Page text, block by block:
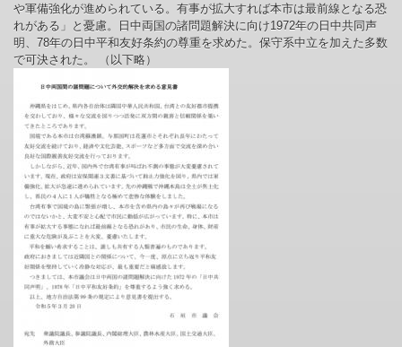
や軍備強化が進められている。有事が拡大すれば本市は最前線となる恐
れがある」と憂慮。日中両国の諸問題解決に向け1972年の日中共同声
明、78年の日中平和友好条約の尊重を求めた。保守系中立を加えた多数
で可決された。 （以下略）